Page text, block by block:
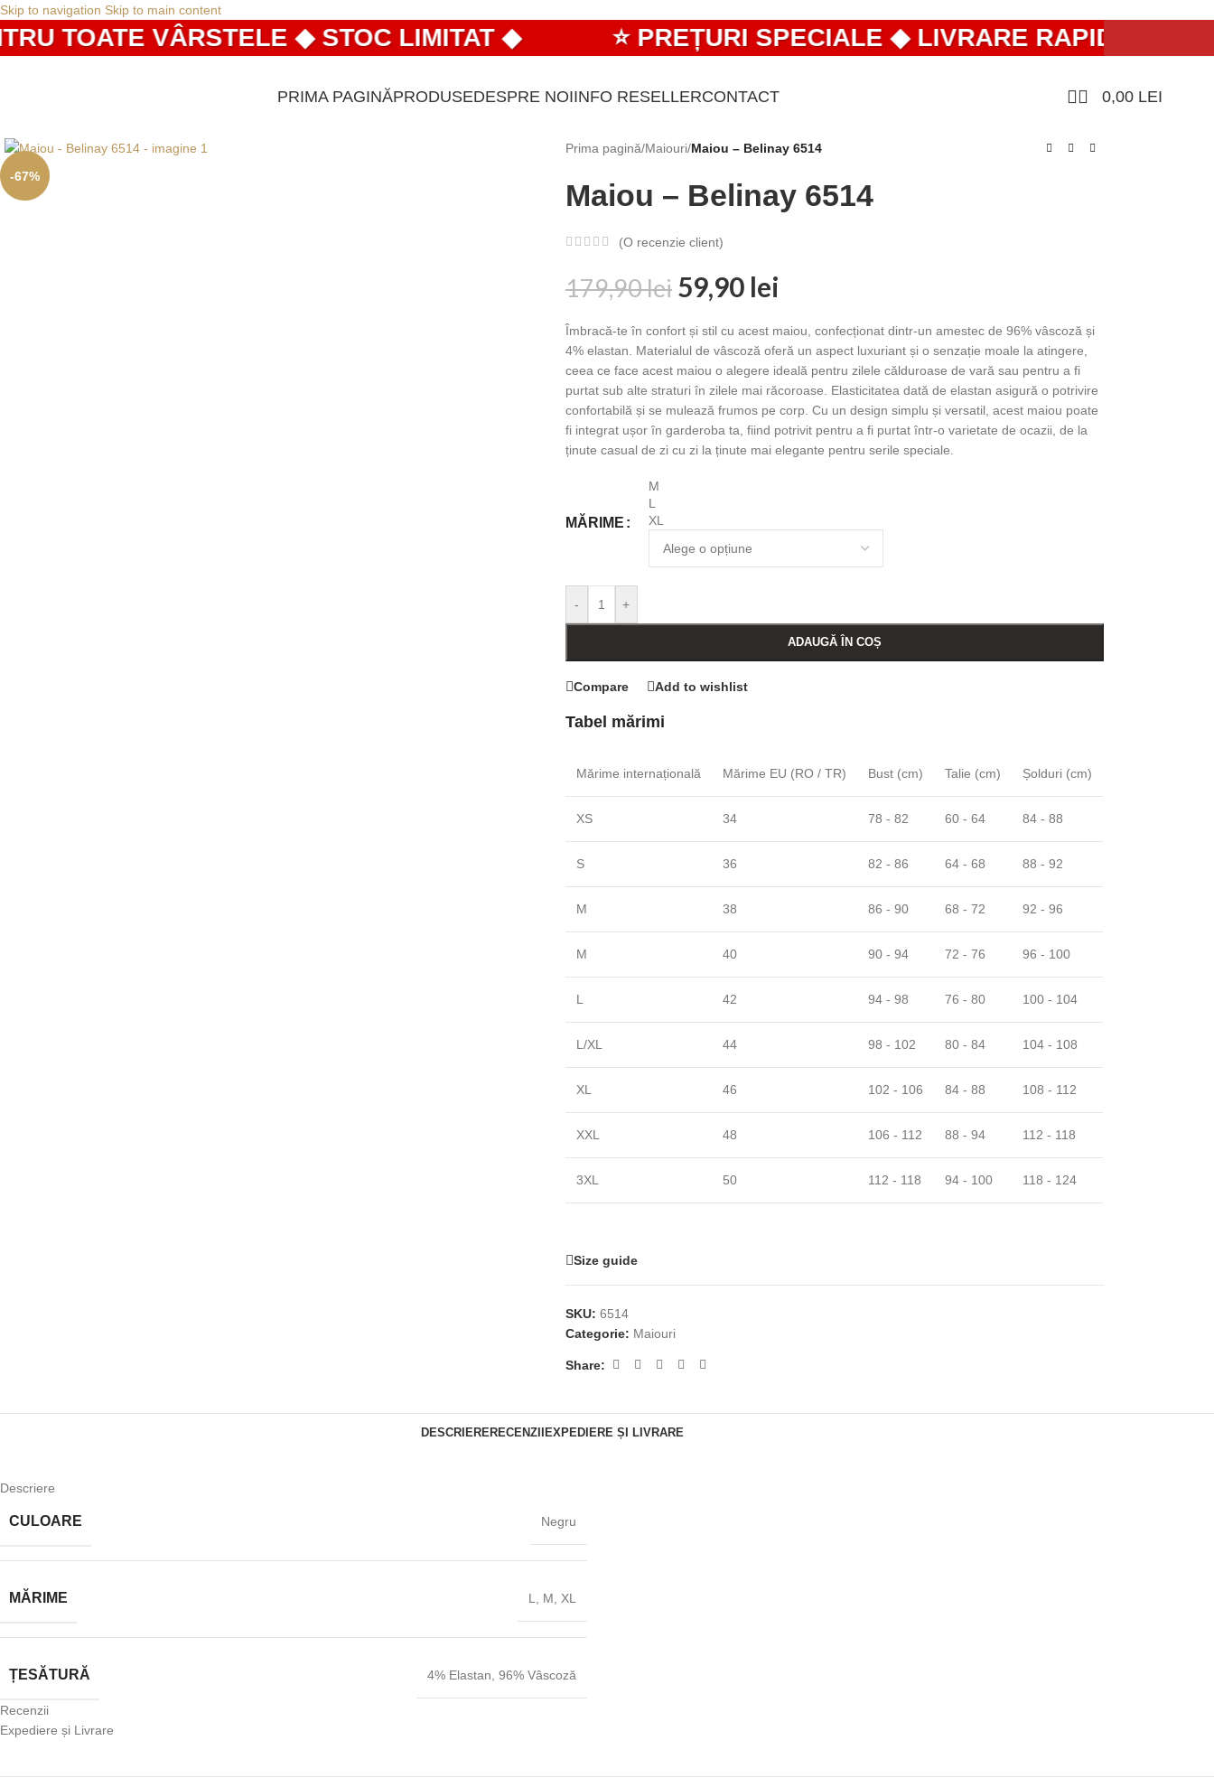
Skip to navigation Skip to main content
TOATE VÂRSTELE ◆ STOC LIMITAT ◆ ⭐ PREȚURI SPECIALE ◆ LIVRARE RAPIDĂ DIN
PRIMA PAGINĂPRODUSEDESPRE NOIINFO RESELLERCONTACT 0,00 LEI
-67%
Prima pagină/Maiouri/Maiou – Belinay 6514
Maiou – Belinay 6514
(O recenzie client)
179,90lei 59,90 lei
Îmbracă-te în confort și stil cu acest maiou, confecționat dintr-un amestec de 96% vâscoză și
4% elastan. Materialul de vâscoză oferă un aspect luxuriant și o senzație moale la atingere,
ceea ce face acest maiou o alegere ideală pentru zilele călduroase de vară sau pentru a fi
purtat sub alte straturi în zilele mai răcoroase. Elasticitatea dată de elastan asigură o potrivire
confortabilă și se mulează frumos pe corp. Cu un design simplu și versatil, acest maiou poate
fi integrat ușor în garderoba ta, fiind potrivit pentru a fi purtat într-o varietate de ocazii, de la
ținute casual de zi cu zi la ținute mai elegante pentru serile speciale.
MĂRIME
M
L
XL
- +
ADAUGĂ ÎN COȘ
Compare Add to wishlist
Tabel mărimi
Mărime internațională Mărime EU (RO / TR) Bust (cm) Talie (cm) Șolduri (cm)
XS 34 78 - 82 60 - 64 84 - 88
S 36 82 - 86 64 - 68 88 - 92
M 38 86 - 90 68 - 72 92 - 96
M 40 90 - 94 72 - 76 96 - 100
L 42 94 - 98 76 - 80 100 - 104
L/XL 44 98 - 102 80 - 84 104 - 108
XL 46 102 - 106 84 - 88 108 - 112
XXL 48 106 - 112 88 - 94 112 - 118
3XL 50 112 - 118 94 - 100 118 - 124
Size guide
SKU: 6514
Categorie: Maiouri
Share:
DESCRIERE RECENZII EXPEDIERE ȘI LIVRARE
Descriere
CULOARE Negru
MĂRIME L, M, XL
ȚESĂTURĂ 4% Elastan, 96% Vâscoză
Recenzii
Expediere și Livrare